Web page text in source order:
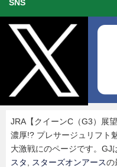
SNS
JRA【クイーンC（G3）展
濃厚!? プレサージュリフ
大激戦にのページです。GJ
スタ
スターズオンアースの